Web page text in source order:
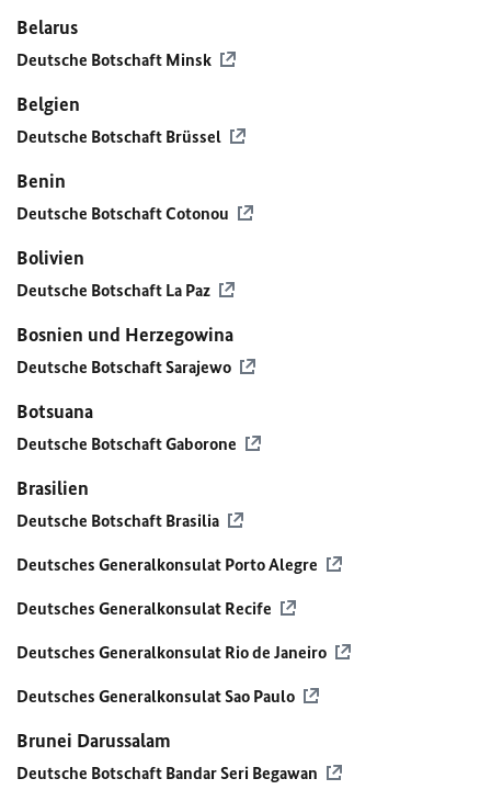
Belarus
Deutsche Botschaft Minsk
Belgien
Deutsche Botschaft Brüssel
Benin
Deutsche Botschaft Cotonou
Bolivien
Deutsche Botschaft La Paz
Bosnien und Herzegowina
Deutsche Botschaft Sarajewo
Botsuana
Deutsche Botschaft Gaborone
Brasilien
Deutsche Botschaft Brasilia
Deutsches Generalkonsulat Porto Alegre
Deutsches Generalkonsulat Recife
Deutsches Generalkonsulat Rio de Janeiro
Deutsches Generalkonsulat Sao Paulo
Brunei Darussalam
Deutsche Botschaft Bandar Seri Begawan